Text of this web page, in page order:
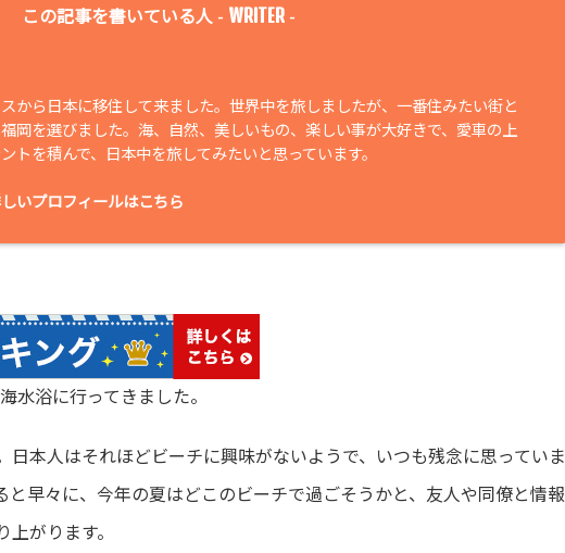
この記事を書いている人 - WRITER -
スから日本に移住して来ました。世界中を旅しましたが、一番住みたい街と
福岡を選びました。海、自然、美しいもの、楽しい事が大好きで、愛車の上
トを積んで、日本中を旅してみたいと思っています。
いプロフィールはこちら
水浴に行ってきました。
日本人はそれほどビーチに興味がないようで、いつも残念に思っていま
と早々に、今年の夏はどこのビーチで過ごそうかと、友人や同僚と情報
がります。